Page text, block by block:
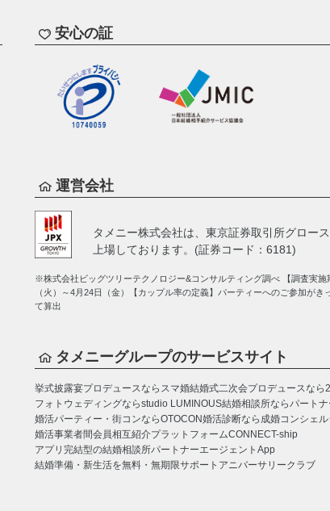
安心の証
運営会社
タメニー株式会社は、 東京証券取引所グロー
上場しております。(証券コード：6181)
※株式会社ビッグツリーテクノロジー&コンサルティング調べ 【調査実施
（火）～4月24日（金）【カップル率の定義】パーティーへのご参加がき
て算出
タメニーグループのサービスサイト
挙式披露宴プロデュースならスマ婚結婚式二次会プロデュースなら
フォトウェディングならstudio LUMINOUS結婚相談所ならパートナ
婚活パーティー・街コンならOTOCON婚活診断なら成婚コンシェ
婚活事業者間会員相互紹介プラットフォームCONNECT-ship
アプリ完結型の結婚相談所パートナーエージェントApp
結婚準備・新生活を無料・無期限サポートアニバーサリークラブ